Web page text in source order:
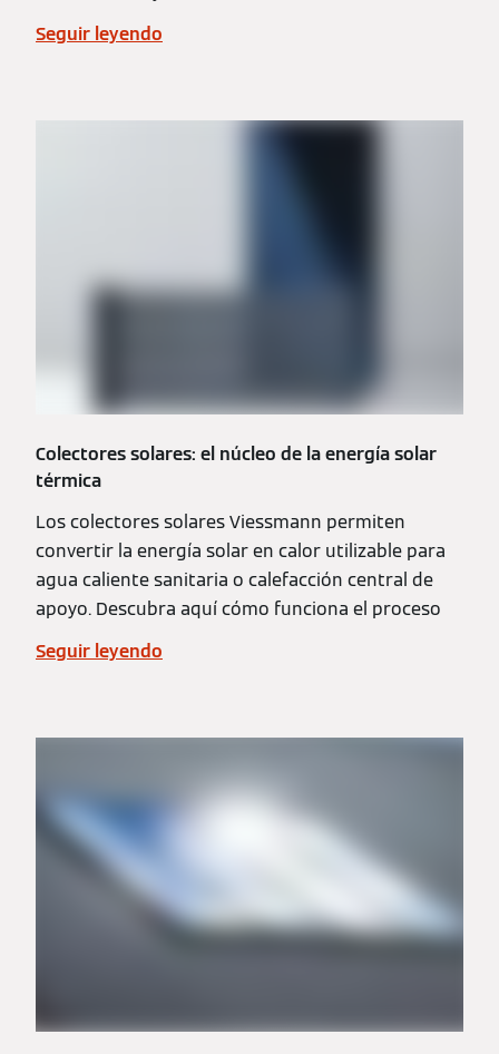
Seguir leyendo
Colectores solares: el núcleo de la energía solar
térmica
Los colectores solares Viessmann permiten
convertir la energía solar en calor utilizable para
agua caliente sanitaria o calefacción central de
apoyo. Descubra aquí cómo funciona el proceso
Seguir leyendo